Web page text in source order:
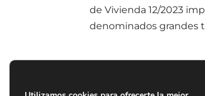
de Vivienda 12/2023
denominados grandes